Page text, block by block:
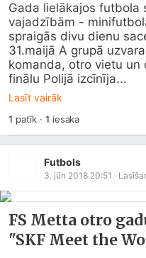
Gada lielākajos futbola
vajadzībām -
spraigās divu dienu
31.maijā A grupā
komanda, otro vietu un
finālu Polijā izcīnīja...
Lasīt vairāk
1 patīk ·1 iesaka
Futbols
3. jūn 2018 20:51 ·
FS Metta otro
"SKF Meet the